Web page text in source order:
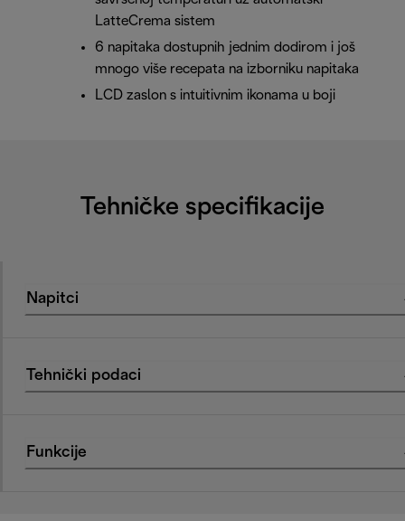
LatteCrema sistem
6 napitaka dostupnih jednim dodirom i još
mnogo više recepata na izborniku napitaka
LCD zaslon s intuitivnim ikonama u boji
Tehničke specifikacije
Napitci
Tehnički podaci
Funkcije